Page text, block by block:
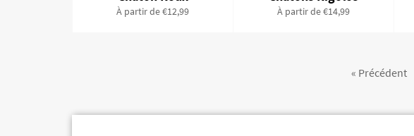
À partir de €12,99 À partir de €14,99
« Précédent